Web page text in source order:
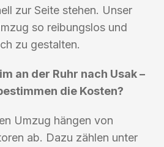
zur Seite stehen. Unser
so reibungslos und
zu gestalten.
an der Ruhr nach Usak –
die Kosten?
Umzug hängen von
ab. Dazu zählen unter